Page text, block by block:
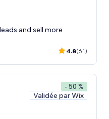
and sell more
4.8(61)
- 50 %
Validée par Wix